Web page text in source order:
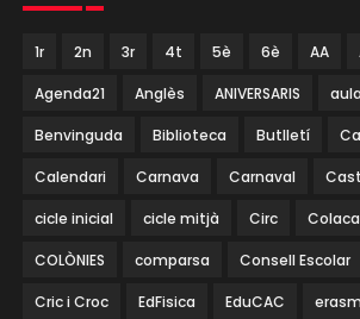
1r 2n 3r 4t 5è 6è AA
Agenda21 Anglès ANIVERSARIS
Benvinguda Biblioteca Butlletí
Calendari Carnava Carnaval
cicle inicial cicle mitjà Circ
COLÒNIES comparsa Consell Escolar
Cric i Croc EdFisica EduCAC